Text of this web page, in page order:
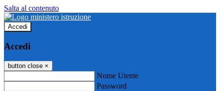
Salta al contenuto
Accedi
Accedi
button close ×
Nome Utente
Password